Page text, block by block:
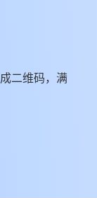
二维码，满